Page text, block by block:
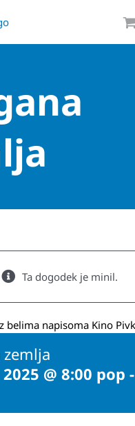
Ta dogodek je minil.
zemlja
@ 8:00 pop -